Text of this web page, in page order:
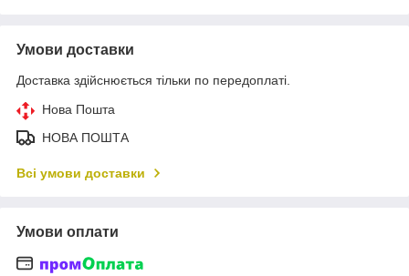
Умови доставки
Доставка здійснюється тільки по передоплаті.
Нова Пошта
НОВА ПОШТА
Всі умови доставки
Умови оплати